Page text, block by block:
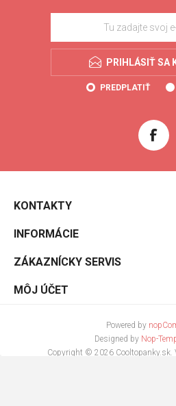
PRIHLÁSIŤ SA
PREDPLATIŤ
KONTAKTY
INFORMÁCIE
ZÁKAZNÍCKY SERVIS
MÔJ ÚČET
Powered by
Designed by Nop-
Copyright © 2026 Cooltopanky.sk.